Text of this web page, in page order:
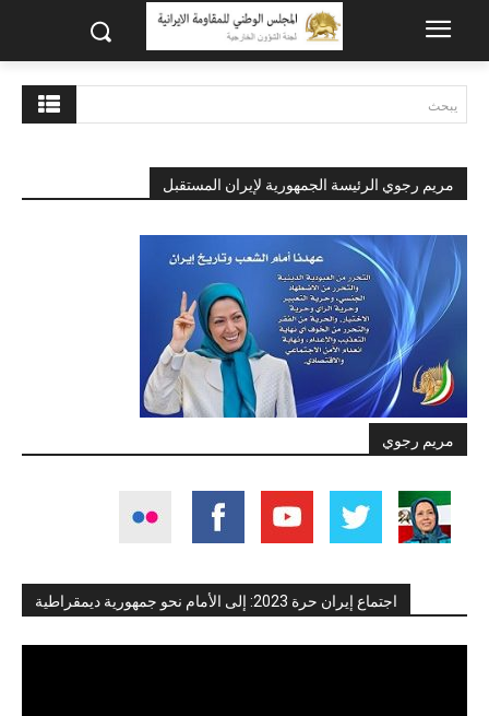
يبحث
مريم رجوي الرئيسة الجمهورية لإيران المستقبل
مريم رجوي
اجتماع إيران حرة 2023: إلى الأمام نحو جمهورية ديمقراطية